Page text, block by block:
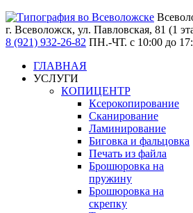
г. Всеволожск, ул. Павловская, 81 (1
8 (921) 932-26-82 ПН.-ЧТ. с 10:00 до
ГЛАВНАЯ
УСЛУГИ
КОПИЦЕНТР
Ксерокопирование
Сканирование
Ламинирование
Биговка и фальцовка
Печать из файла
Брошюровка на
пружину
Брошюровка на
скрепку